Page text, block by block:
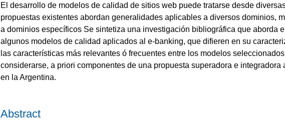
El desarrollo de modelos de calidad de sitios web puede tratarse desde
propuestas existentes abordan generalidades aplicables a diversos dominios,
a dominios específicos Se sintetiza una investigación bibliográfica que aborda
algunos modelos de calidad aplicados al e-banking, que difieren en su
las características más relevantes ó frecuentes entre los modelos
considerarse, a priori componentes de una propuesta superadora e
en la Argentina.
Abstract